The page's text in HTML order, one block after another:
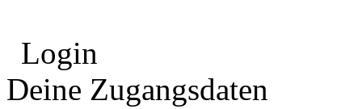
Login
Deine Zugangsdaten